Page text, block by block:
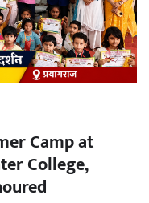
Camp at
College,